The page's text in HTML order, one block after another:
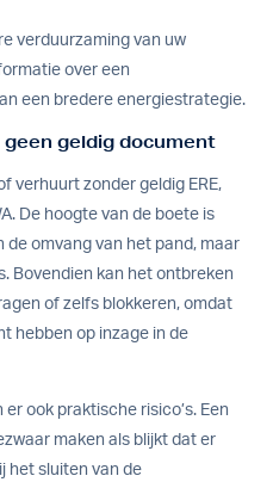
verduurzaming van uw
over een
een bredere energiestrategie.
geen geldig document
verhuurt zonder geldig ERE,
De hoogte van de boete is
omvang van het pand, maar
Bovendien kan het ontbreken
of zelfs blokkeren, omdat
hebben op inzage in de
ook praktische risico’s. Een
maken als blijkt dat er
het sluiten van de